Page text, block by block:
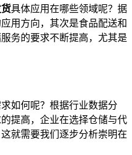
具体应用在哪些领域呢？据
用方向，其次是食品配送和
务的要求不断提高，尤其是
如何呢？根据行业数据分
提高，企业在选择仓储与代
就需要我们逐步分析崇明在